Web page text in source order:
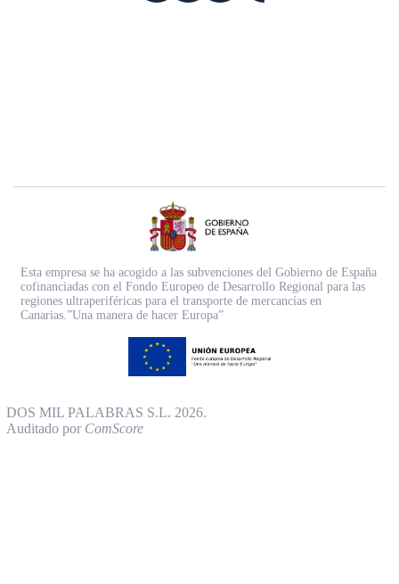
Esta empresa se ha acogido a las subvenciones del Gobierno de España
cofinanciadas con el Fondo Europeo de Desarrollo Regional para las
regiones ultraperiféricas para el transporte de mercancías en
Canarias.”Una manera de hacer Europa”
DOS MIL PALABRAS S.L. 2026.
Auditado por ComScore